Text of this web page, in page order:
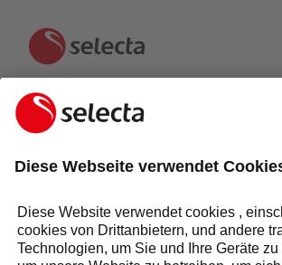
KONTAKTIEREN SIE UNS UND
KOSTENLOSES ANGEBOT:
Antwort innerhalb von 24 Stunden